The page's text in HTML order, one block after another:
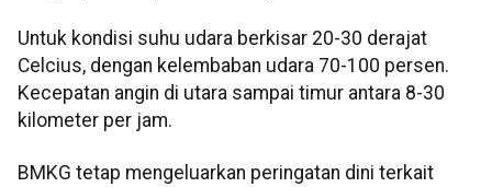
Untuk kondisi suhu udara berkisar 20-30 derajat
Celcius, dengan kelembaban udara 70-100 persen.
Kecepatan angin di utara sampai timur antara 8-30
kilometer per jam.
BMKG tetap mengeluarkan peringatan dini terkait